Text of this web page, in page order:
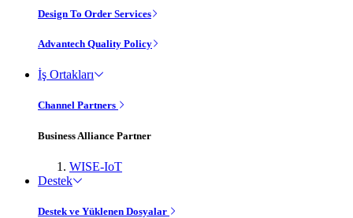
Design To Order Services
Advantech Quality Policy
İş Ortakları
Channel Partners
Business Alliance Partner
WISE-IoT
Destek
Destek ve Yüklenen Dosyalar